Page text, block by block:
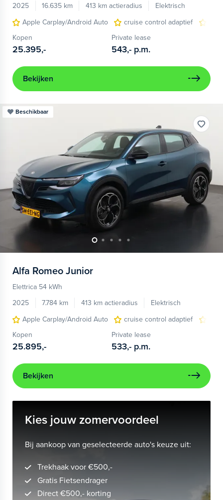
2025
16.635 km 413 km actieradius
Elektrisch
Apple Carplay/Android Auto
cruise control adaptief
Kopen
25.395,-
Private lease
543,- p.m.
Bekijken
Beschikbaar
Alfa Romeo Junior
Elettrica 54 kWh
2025
7.784 km 413 km actieradius
Elektrisch
Apple Carplay/Android Auto
cruise control adaptief
Kopen
25.895,-
Private lease
533,- p.m.
Bekijken
Kies jouw zomervoordeel
Bij aankoop van geselecteerde auto's keuze uit:
Trekhaak voor €500,-
Gratis Fietsendrager
Direct €500,- korting